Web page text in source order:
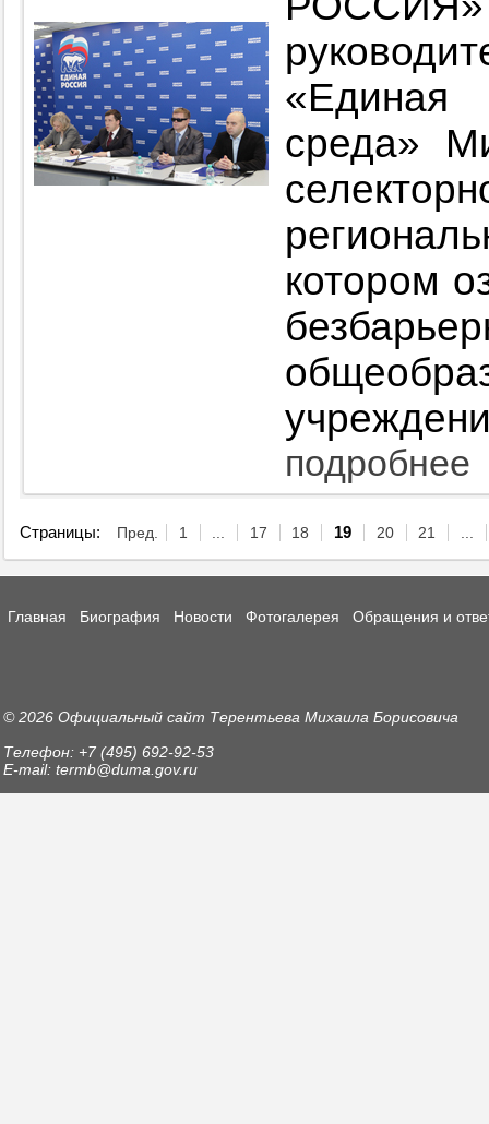
среда»
котором
подробнее
Страницы: Пред. 1 ... 17 18 19 20 21 ...
Главная Биография Новости Фотогалерея Обращения и
© 2026 Официальный сайт Терентьева Михаила Борисовича
Телефон: +7 (495) 692-92-53
E-mail: termb@duma.gov.ru